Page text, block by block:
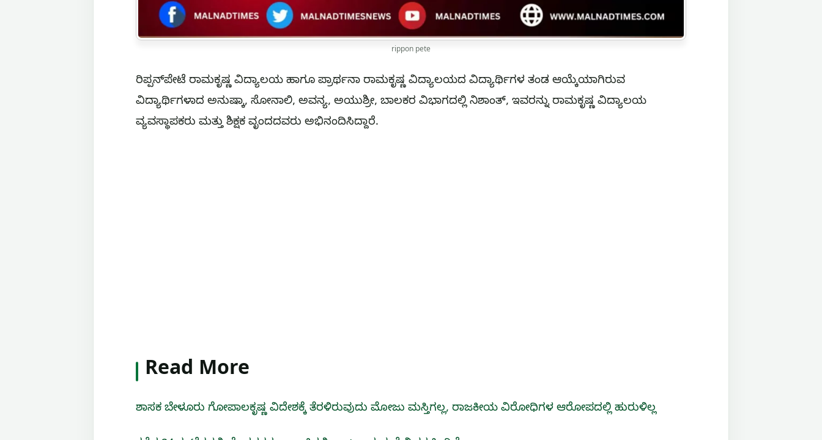
rippon pete
ರಿಪ್ಪನ್‌ಪೇಟೆ ರಾಮಕೃಷ್ಣ ವಿದ್ಯಾಲಯ ಹಾಗೂ ಪ್ರಾರ್ಥನಾ ರಾಮಕೃಷ್ಣ ವಿದ್ಯಾಲಯದ ವಿದ್ಯಾರ್ಥಿಗಳ ತಂಡ ಆಯ್ಕೆಯಾಗಿರುವ
ವಿದ್ಯಾರ್ಥಿಗಳಾದ ಅನುಷ್ಕಾ, ಸೋನಾಲಿ, ಅವನ್ಯ, ಅಯುಶ್ರೀ, ಬಾಲಕರ ವಿಭಾಗದಲ್ಲಿ ನಿಶಾಂತ್, ಇವರನ್ನು ರಾಮಕೃಷ್ಣ ವಿದ್ಯಾಲಯ
ವ್ಯವಸ್ಥಾಪಕರು ಮತ್ತು ಶಿಕ್ಷಕ ವೃಂದದವರು ಅಭಿನಂದಿಸಿದ್ದಾರೆ.
Read More
ಶಾಸಕ ಬೇಳೂರು ಗೋಪಾಲಕೃಷ್ಣ ವಿದೇಶಕ್ಕೆ ತೆರಳಿರುವುದು ಮೋಜು ಮಸ್ತಿಗಲ್ಲ, ರಾಜಕೀಯ ವಿರೋಧಿಗಳ ಆರೋಪದಲ್ಲಿ ಹುರುಳಿಲ್ಲ